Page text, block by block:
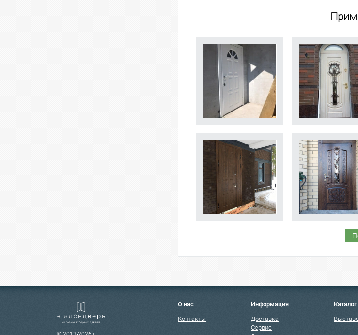
О нас
Контакты
Информация
Доставка
Сервис
Каталог